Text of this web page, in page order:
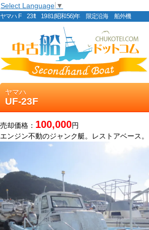
Select Language ▼
ヤマハ F 23ft 1981(昭和56)年 限定沿海 船外機
ヤマハ
UF-23F
売却価格： 100,000円
エンジン不動のジャンク艇。レストアベース。